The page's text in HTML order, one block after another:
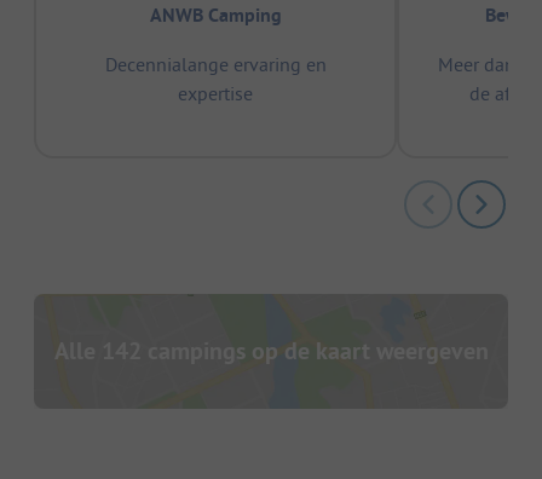
ANWB Camping
Decennialange ervaring en
expertise
Meer dan
de
Alle 142 campings op de kaart weergeven